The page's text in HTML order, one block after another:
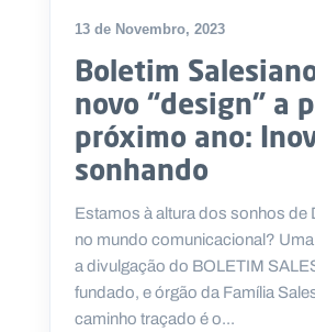
13 de Novembro, 2023
Boletim
novo “design” a
próximo ano:
sonhando
Estamos à altura dos sonhos de
no mundo comunicacional?
a divulgação do BOLETIM
fundado, e órgão da Família
caminho traçado é o...